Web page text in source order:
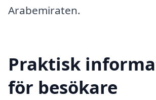
Arabemiraten.
Praktisk
för besökare